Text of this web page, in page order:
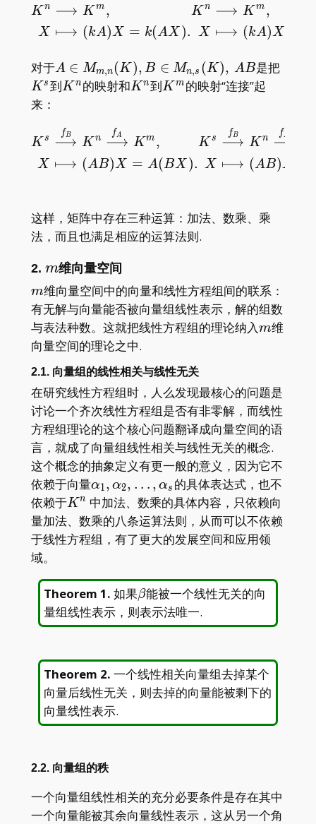
\begin{aligned}
K n
X
⟶ K m ,
⟼ (kA)X = k(AX ).
K n
X
⟶ K m ,
⟼ (kA)X
对于A\in
M_{m,n}
(K),\,
AB
A ∈ Mm,n (K ), B ∈ Mn,s (K ), AB是把K^s
K s 到K^n
K n 的映射和K^n
K n到K^m
K m 的映射“连接”起
来：
\begin{aligned}
K s
X
⟶
fB
K n ⟶
fA
K m ,
⟼ (AB)X = A(BX ).
K s
X
⟶
fB
K n ⟶
fA
⟼ (AB)X
这样，矩阵中存在三种运算：加法、数乘、乘
法，而且也满足相应的运算法则.
2. m
m维向量空间
m
m维向量空间中的向量和线性方程组间的联系：
有无解与向量能否被向量组线性表示，解的组数
与表法种数。这就把线性方程组的理论纳入m
m维
向量空间的理论之中.
2.1. 向量组的线性相关与线性无关
在研究线性方程组时，人么发现最核心的问题是
讨论一个齐次线性方程组是否有非零解，而线性
方程组理论的这个核心问题翻译成向量空间的语
言，就成了向量组线性相关与线性无关的概念.
这个概念的抽象定义有更一般的意义，因为它不
依赖于向量\alpha_1,\alpha_2,\dots,\alpha_s
α1, α2, … , αs 的具体表达式，也不
依赖于K^n
Kn 中加法、数乘的具体内容，只依赖向
量加法、数乘的八条运算法则，从而可以不依赖
于线性方程组，有了更大的发展空间和应用领
域。
Theorem 1. 如果\beta
β能被一个线性无关的向
量组线性表示，则表示法唯一.
Theorem 2. 一个线性相关向量组去掉某个
向量后线性无关，则去掉的向量能被剩下的
向量线性表示.
2.2. 向量组的秩
一个向量组线性相关的充分必要条件是存在其中
一个向量能被其余向量线性表示，这从另一个角